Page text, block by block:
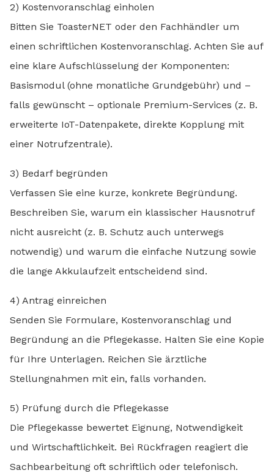
2) Kostenvoranschlag einholen
Bitten Sie ToasterNET oder den Fachhändler um
einen schriftlichen Kostenvoranschlag. Achten Sie auf
eine klare Aufschlüsselung der Komponenten:
Basismodul (ohne monatliche Grundgebühr) und –
falls gewünscht – optionale Premium-Services (z. B.
erweiterte IoT-Datenpakete, direkte Kopplung mit
einer Notrufzentrale).
3) Bedarf begründen
Verfassen Sie eine kurze, konkrete Begründung.
Beschreiben Sie, warum ein klassischer Hausnotruf
nicht ausreicht (z. B. Schutz auch unterwegs
notwendig) und warum die einfache Nutzung sowie
die lange Akkulaufzeit entscheidend sind.
4) Antrag einreichen
Senden Sie Formulare, Kostenvoranschlag und
Begründung an die Pflegekasse. Halten Sie eine Kopie
für Ihre Unterlagen. Reichen Sie ärztliche
Stellungnahmen mit ein, falls vorhanden.
5) Prüfung durch die Pflegekasse
Die Pflegekasse bewertet Eignung, Notwendigkeit
und Wirtschaftlichkeit. Bei Rückfragen reagiert die
Sachbearbeitung oft schriftlich oder telefonisch.